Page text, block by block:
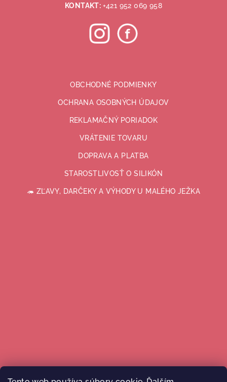
KONTAKT: +421 952 069 958
OBCHODNÉ PODMIENKY
OCHRANA OSOBNÝCH ÚDAJOV
REKLAMAČNÝ PORIADOK
VRÁTENIE TOVARU
DOPRAVA A PLATBA
STAROSTLIVOSŤ O SILIKÓN
🦔 ZĽAVY, DARČEKY A VÝHODY U MALÉHO JEŽKA